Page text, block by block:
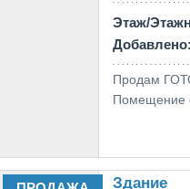
Этаж/
Продам
Помещение
Здание